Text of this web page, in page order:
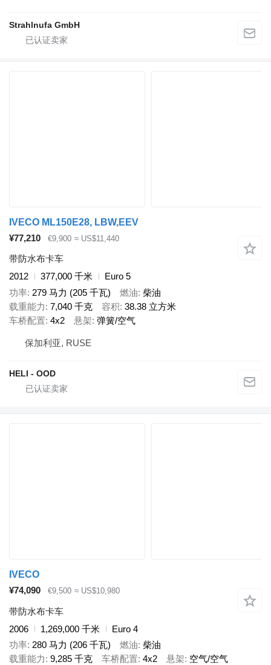
Strahlnufa GmbH
IVECO ML150E28, LBW,EEV
¥77,210
€9,900 ≈ US$11,440
带防水布卡车
2012
377,000 千米
Euro 5
功率 279 马力 (205 千瓦) 燃油 柴油
载重能力 7,040 千克 容积 38.38 立方米
车桥配置 4x2 悬架 弹簧/空气
保加利亚, RUSE
HELI - OOD
IVECO
¥74,090
€9,500 ≈ US$10,980
带防水布卡车
2006
1,269,000 千米
Euro 4
功率 280 马力 (206 千瓦) 燃油 柴油
载重能力 9,285 千克 车桥配置 4x2 悬架 空气/空气